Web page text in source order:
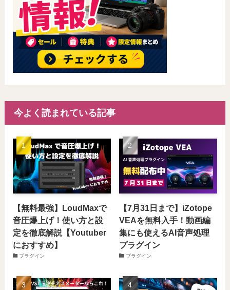
今よく読まれている記事
【無料最強】LoudMaxで
音圧爆上げ！使い方と設
定を徹底解説【Youtuber
におすすめ】
プラグイン
【7月31日まで】iZotope
VEAを無料入手！動画編
集にも使えるAI音声処理
プラグイン
プラグイン